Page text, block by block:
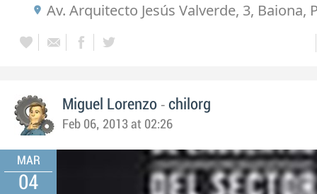
Av. Arquitecto Jesús Valverde, 3, Baiona,
Miguel Lorenzo - chilorg
Feb 06, 2013 at 02:26
MAR
04